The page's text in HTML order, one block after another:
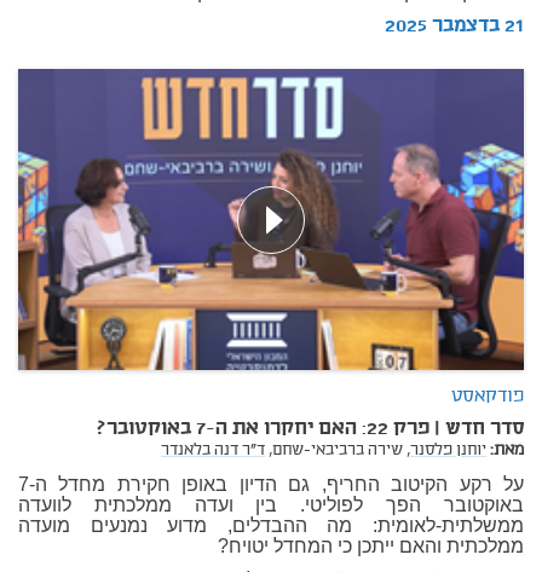
21 בדצמבר 2025
פודקאסט
סדר חדש | פרק 22: האם יחקרו את ה-7 באוקטובר?
מאת:יוחנן פלסנר, שירה ברביבאי-שחם, ד"ר דנה בלאנדר
על רקע הקיטוב החריף, גם הדיון באופן חקירת מחדל ה-7
באוקטובר הפך לפוליטי. בין ועדה ממלכתית לוועדה
ממשלתית-לאומית: מה ההבדלים, מדוע נמנעים מועדה
ממלכתית והאם ייתכן כי המחדל יטויח?